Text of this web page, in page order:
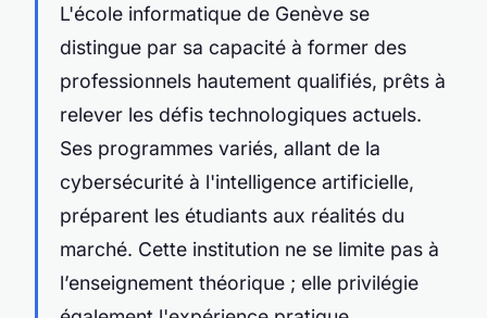
L'école informatique de Genève se
distingue par sa capacité à former des
professionnels hautement qualifiés, prêts à
relever les défis technologiques actuels.
Ses programmes variés, allant de la
cybersécurité à l'intelligence artificielle,
préparent les étudiants aux réalités du
marché. Cette institution ne se limite pas à
l’enseignement théorique ; elle privilégie